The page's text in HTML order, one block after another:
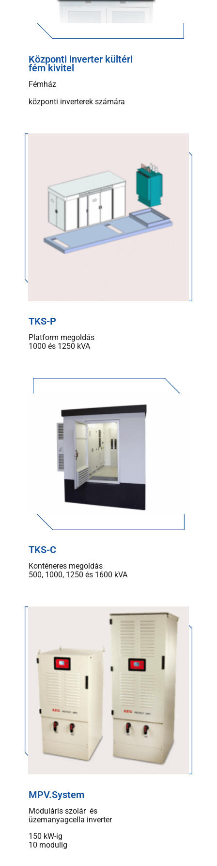
Központi inverter kültéri
fém kivitel
Fémház
központi inverterek számára
TKS-P
Platform megoldás
1000 és 1250 kVA
TKS-C
Konténeres megoldás
500, 1000, 1250 és 1600 kVA
MPV.System
Moduláris szolár és
üzemanyagcella inverter
150 kW-ig
10 modulig